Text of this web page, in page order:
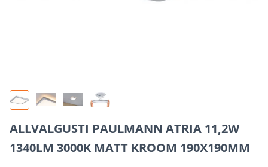
ALLVALGUSTI PAULMANN ATRIA 11,2W
1340LM 3000K MATT KROOM 190X190MM